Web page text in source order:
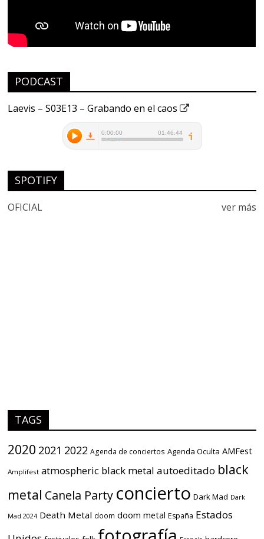
PODCAST
Laevis – S03E13 – Grabando en el caos
SPOTIFY
ver más
OFICIAL
TAGS
2020 2021 2022 Agenda de conciertos Agenda Oculta AMFest
Amplifest atmospheric black metal autoeditado black
metal Canela Party concierto Dark Mad Dark
Mad 2024 Death Metal doom doom metal España Estados